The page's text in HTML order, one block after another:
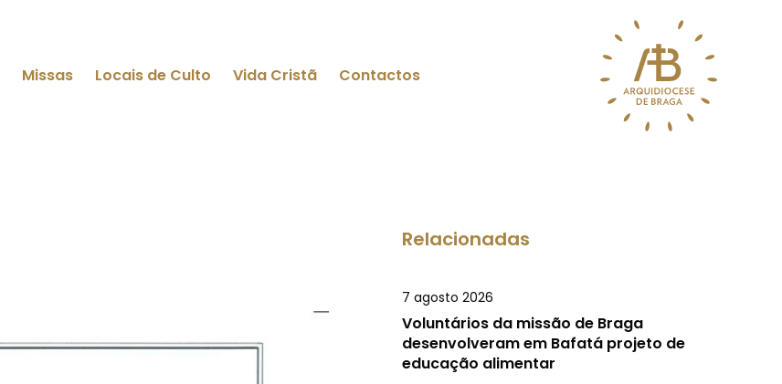
Missas Locais de Culto Vida Cristã Contactos
Relacionadas
7 agosto 2026
Voluntários da missão de Braga
desenvolveram em Bafatá projeto de
educação alimentar